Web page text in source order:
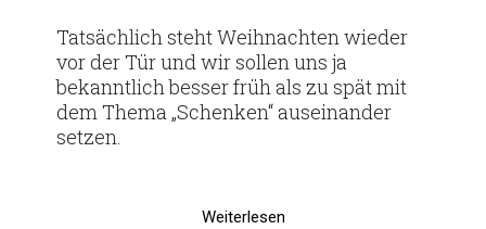
Tat­säch­lich steht Weih­nachten wieder
vor der Tür und wir sollen uns ja
bekannt­lich besser früh als zu spät mit
dem Thema „Schenken“ aus­ein­ander
setzen.
Weiterlesen